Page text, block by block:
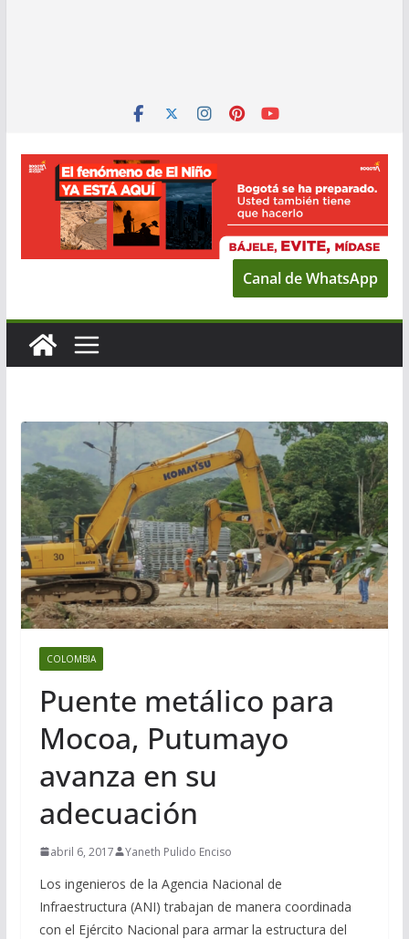
Canal de WhatsApp
COLOMBIA
Puente metálico para
Mocoa, Putumayo
avanza en su
adecuación
abril 6, 2017 Yaneth Pulido Enciso
Los ingenieros de la Agencia Nacional de
Infraestructura (ANI) trabajan de manera coordinada
con el Ejército Nacional para armar la estructura del